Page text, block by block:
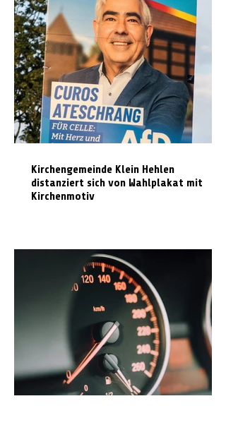
Kirchengemeinde Klein Hehlen
distanziert sich von Wahlplakat mit
Kirchenmotiv